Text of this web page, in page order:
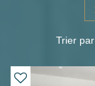
Trier